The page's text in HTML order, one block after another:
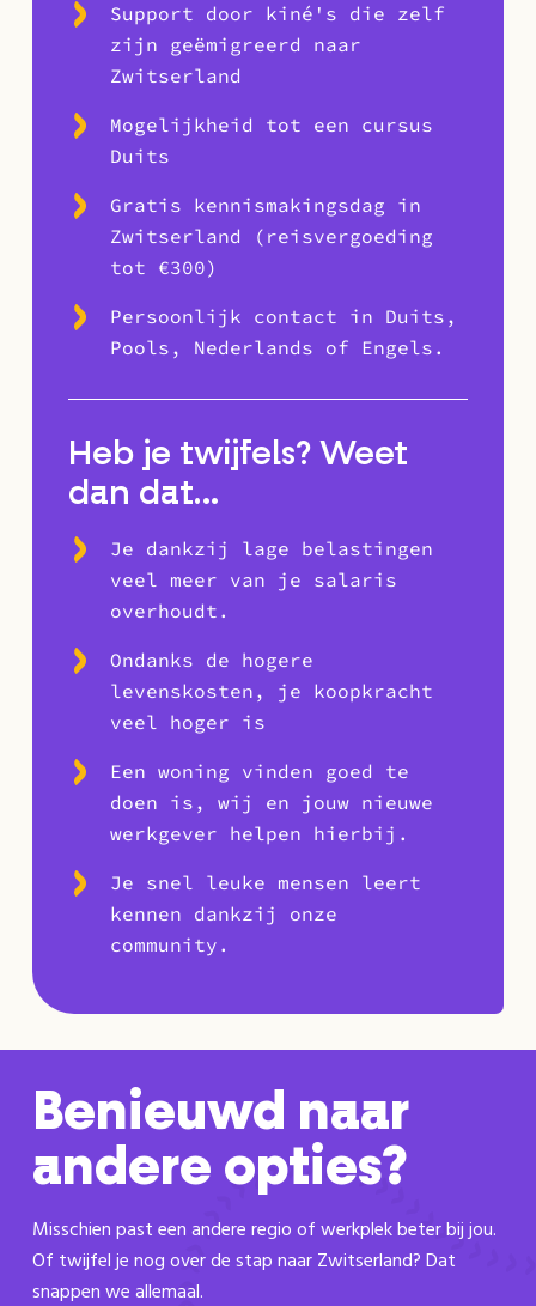
Support door kiné's die zelf
zijn geëmigreerd naar
Zwitserland
Mogelijkheid tot een cursus
Duits
Gratis kennismakingsdag in
Zwitserland (reisvergoeding
tot €300)
Persoonlijk contact in Duits,
Pools, Nederlands of Engels.
Heb je twijfels? Weet
dan dat…
Je dankzij lage belastingen
veel meer van je salaris
overhoudt.
Ondanks de hogere
levenskosten, je koopkracht
veel hoger is
Een woning vinden goed te
doen is, wij en jouw nieuwe
werkgever helpen hierbij.
Je snel leuke mensen leert
kennen dankzij onze
community.
Benieuwd naar
andere opties?
Misschien past een andere regio of werkplek beter bij jou.
Of twijfel je nog over de stap naar Zwitserland? Dat
snappen we allemaal.